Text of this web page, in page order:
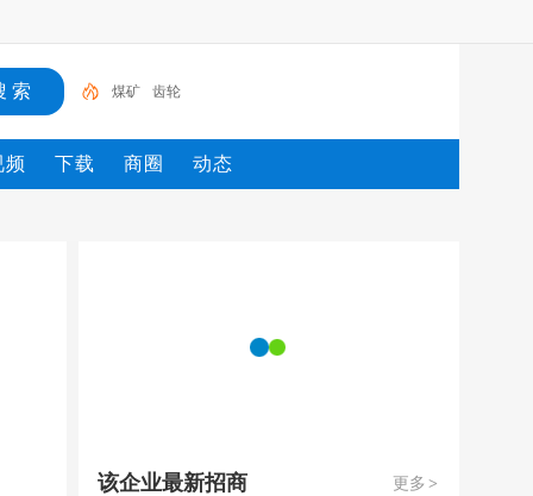
煤矿 齿轮
频 下载 商圈 动态
更多 >
该企业最新招商